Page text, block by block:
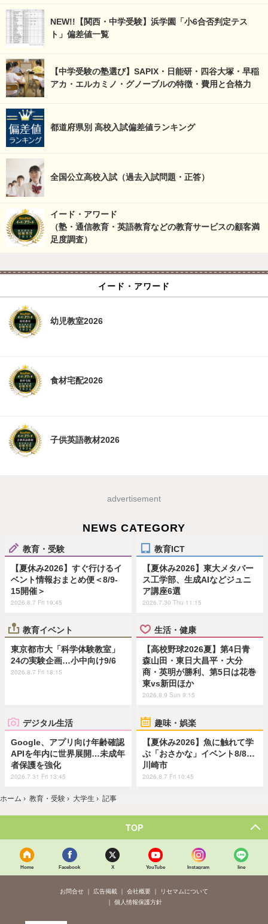
NEW!!【関西・中学受験】浜学園「小6合否判定テス
ト」偏差値一覧
【中学受験の塾選び】SAPIX・日能研・四谷大塚・早稲
アカ・エルカミノ・グノーブルの特徴・費用と合格力
都道府県別 高校入試偏差値ランキング
全国公立高校入試（過去入試問題・正答）
イード・アワード
（塾・通信教育・英語教育などの教育サービスの顧客満
足度調査）
イード・アワード
幼児教室2026
食材宅配2026
子供英語教材2026
advertisement
NEWS CATEGORY
教育・受験
【夏休み2026】すぐ行けるイ
ベント情報おまとめ便＜8/9-
15開催＞
2026.8.7 Fri 19:45
教育ICT
【夏休み2026】東大メタバー
ス工学部、生成AIなどジュニ
ア講座6選
2026.7.30 Thu 11:15
教育イベント
東京都市大「科学体験教室」
24の実験企画…小中向け9/6
2026.8.7 Fri 18:15
生活・健康
【高校野球2026夏】第4日青
森山田・東日大昌平・大分
商・英明が勝利、第5日は花巻
東vs新田ほか
2026.8.9 Sun 9:15
デジタル生活
Google、アプリ向け年齢確認
APIを年内に世界展開…未成年
者保護を強化
2026.7.31 Fri 13:45
趣味・娯楽
【夏休み2026】魚に触れて学
ぶ「おさかな」イベント8/8…
川崎市
2026.8.7 Fri 10:45
ホーム › 教育・受験 › 大学生 › 記事
TOP
Home Facebook X YouTube Instagram line
お問合せ 広告掲載 会社概要
リセマムについて
個人情報保護方針